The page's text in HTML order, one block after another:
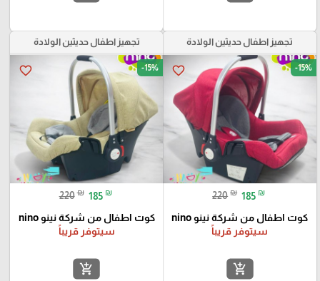
تجهيز اطفال حديثين الولادة
favorite_border -15%
220 ₪ 185 ₪
كوت اطفال من شركة نينو nino
سيتوفر قريباً
add_shopping_cart
تجهيز اطفال حديثين الولادة
favorite_border -15%
220 ₪ 185 ₪
كوت اطفال من شركة نينو nino
سيتوفر قريباً
add_shopping_cart